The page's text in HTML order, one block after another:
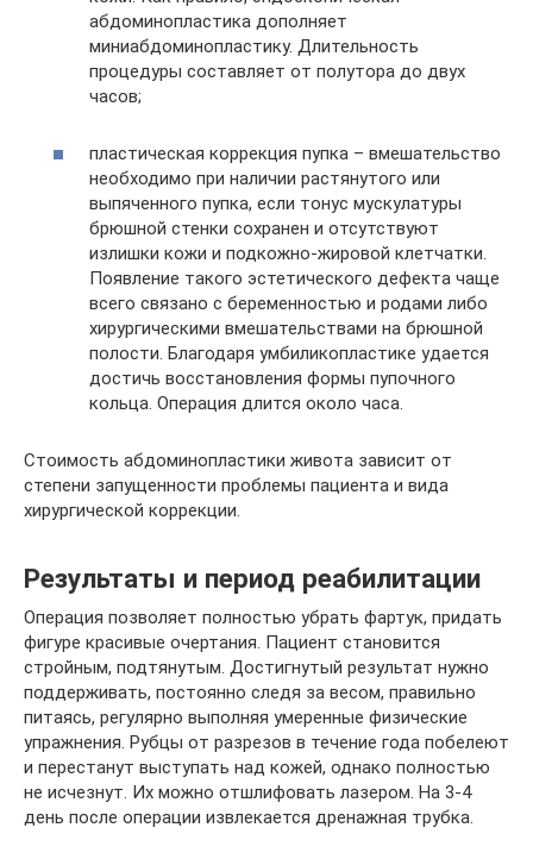
абдоминопластика дополняет
миниабдоминопластику. Длительность
процедуры составляет от полутора до двух
часов;
пластическая коррекция пупка – вмешательство
необходимо при наличии растянутого или
выпяченного пупка, если тонус мускулатуры
брюшной стенки сохранен и отсутствуют
излишки кожи и подкожно-жировой клетчатки.
Появление такого эстетического дефекта чаще
всего связано с беременностью и родами либо
хирургическими вмешательствами на брюшной
полости. Благодаря умбиликопластике удается
достичь восстановления формы пупочного
кольца. Операция длится около часа.
Стоимость абдоминопластики живота зависит от
степени запущенности проблемы пациента и вида
хирургической коррекции.
Результаты и период реабилитации
Операция позволяет полностью убрать фартук, придать
фигуре красивые очертания. Пациент становится
стройным, подтянутым. Достигнутый результат нужно
поддерживать, постоянно следя за весом, правильно
питаясь, регулярно выполняя умеренные физические
упражнения. Рубцы от разрезов в течение года побелеют
и перестанут выступать над кожей, однако полностью
не исчезнут. Их можно отшлифовать лазером. На 3-4
день после операции извлекается дренажная трубка.